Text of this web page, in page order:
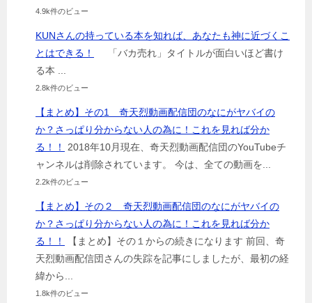
4.9k件のビュー
KUNさんの持っている本を知れば、あなたも神に近づくこ
とはできる！
「バカ売れ」タイトルが面白いほど書け
る本 ...
2.8k件のビュー
【まとめ】その1 奇天烈動画配信団のなにがヤバイの
か？さっぱり分からない人の為に！これを見れば分か
る！！
2018年10月現在、奇天烈動画配信団のYouTubeチ
ャンネルは削除されています。 今は、全ての動画を...
2.2k件のビュー
【まとめ】その２ 奇天烈動画配信団のなにがヤバイの
か？さっぱり分からない人の為に！これを見れば分か
る！！
【まとめ】その１からの続きになります 前回、奇
天烈動画配信団さんの失踪を記事にしましたが、最初の経
緯から...
1.8k件のビュー